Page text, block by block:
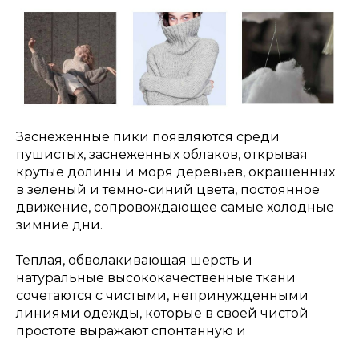
Заснеженные пики появляются среди
пушистых, заснеженных облаков, открывая
крутые долины и моря деревьев, окрашенных
в зеленый и темно-синий цвета, постоянное
движение, сопровождающее самые холодные
зимние дни.
Теплая, обволакивающая шерсть и
натуральные высококачественные ткани
сочетаются с чистыми, непринужденными
линиями одежды, которые в своей чистой
простоте выражают спонтанную и